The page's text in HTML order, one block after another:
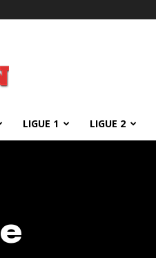
LIGUE 1 LIGUE 2